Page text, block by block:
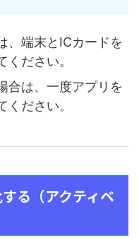
、端末とICカードを
ださい。
合は、一度アプリを
ださい。
る（アクティベ